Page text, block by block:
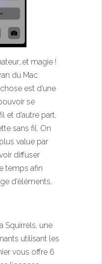
magie !
du Mac
est d’une
se
et d’autre part,
sans fil. On
value par
diffuser
temps afin
d’éléments.
Squirrels, une
utilisant les
vous offre 6